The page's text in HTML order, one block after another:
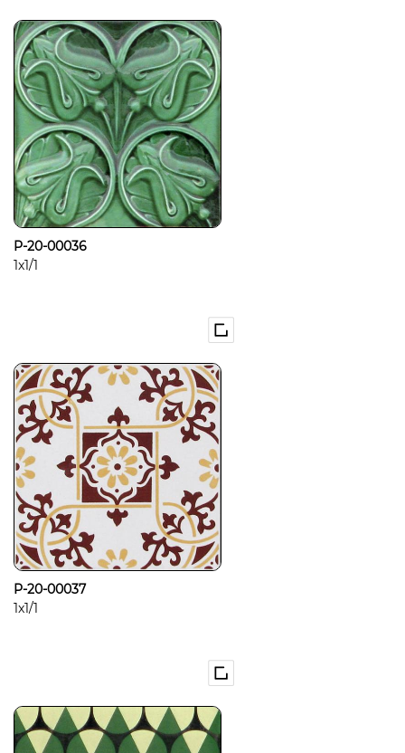
P-20-00036
1x1/1
P-20-00037
1x1/1